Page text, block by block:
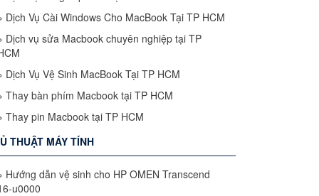
Dịch Vụ Cài Windows Cho MacBook Tại TP HCM
Dịch vụ sửa Macbook chuyên nghiệp tại TP
Dịch Vụ Vệ Sinh MacBook Tại TP HCM
Thay bàn phím Macbook tại TP HCM
Thay pin Macbook tại TP HCM
THUẬT MÁY TÍNH
Hướng dẫn vệ sinh cho HP OMEN Transcend
u0000